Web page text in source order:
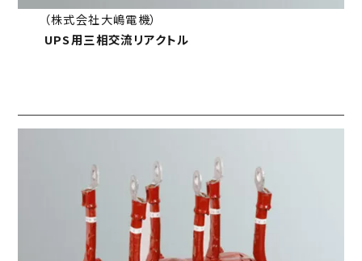
（株式会社大嶋電機）
UPS用三相交流リアクトル